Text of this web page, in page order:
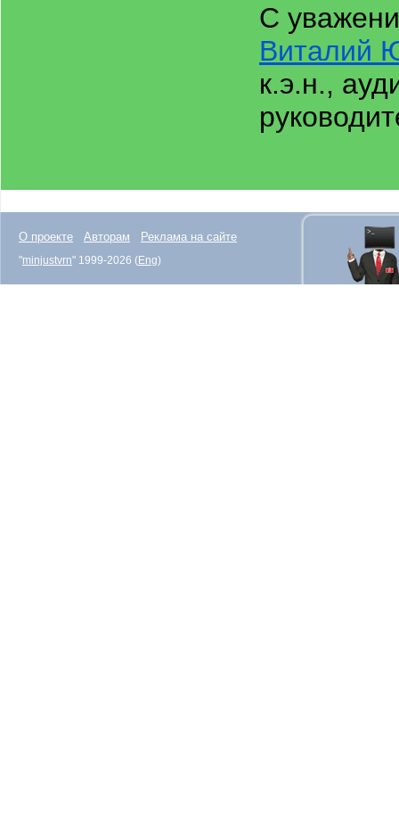
С
Виталий
к.э.н.,
О проекте Авторам Реклама на сайте
"minjustvrn" 1999-2026 (Eng)